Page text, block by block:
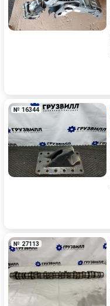
№ 16344
№ 27113